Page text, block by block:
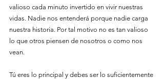
valioso cada minuto invertido en vivir nuestras
vidas. Nadie nos entenderá porque nadie carga
nuestra historia. Por tal motivo no es tan valioso
lo que otros piensen de nosotros o como nos
vean.
Tú eres lo principal y debes ser lo suficientemente